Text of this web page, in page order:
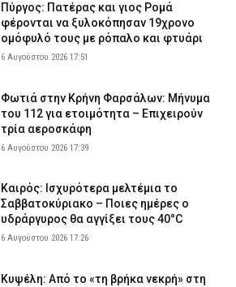
Πύργος: Πατέρας και γιος Ρομά
φέρονται να ξυλοκόπησαν 19χρονο
ομόφυλό τους με ρόπαλο και φτυάρι
6 Αυγούστου 2026 17:51
Φωτιά στην Κρήνη Φαρσάλων: Μήνυμα
του 112 για ετοιμότητα – Επιχειρούν
τρία αεροσκάφη
6 Αυγούστου 2026 17:39
Καιρός: Ισχυρότερα μελτέμια το
Σαββατοκύριακο – Ποιες ημέρες ο
υδράργυρος θα αγγίξει τους 40°C
6 Αυγούστου 2026 17:26
Κυψέλη: Από το «τη βρήκα νεκρή» στη